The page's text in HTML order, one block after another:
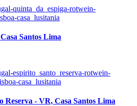
Santos Lima
Reserva - VR, Casa Santos Lima